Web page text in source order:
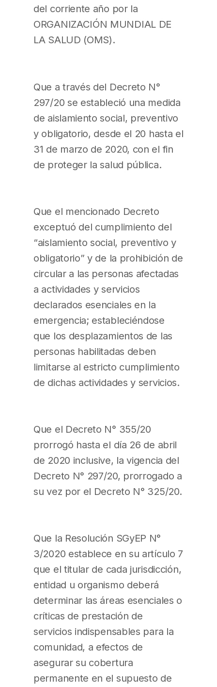
del corriente año por la
ORGANIZACIÓN MUNDIAL DE
LA SALUD (OMS).
Que a través del Decreto N°
297/20 se estableció una medida
de aislamiento social, preventivo
y obligatorio, desde el 20 hasta el
31 de marzo de 2020, con el fin
de proteger la salud pública.
Que el mencionado Decreto
exceptuó del cumplimiento del
“aislamiento social, preventivo y
obligatorio” y de la prohibición de
circular a las personas afectadas
a actividades y servicios
declarados esenciales en la
emergencia; estableciéndose
que los desplazamientos de las
personas habilitadas deben
limitarse al estricto cumplimiento
de dichas actividades y servicios.
Que el Decreto N° 355/20
prorrogó hasta el día 26 de abril
de 2020 inclusive, la vigencia del
Decreto N° 297/20, prorrogado a
su vez por el Decreto N° 325/20.
Que la Resolución SGyEP N°
3/2020 establece en su artículo 7
que el titular de cada jurisdicción,
entidad u organismo deberá
determinar las áreas esenciales o
críticas de prestación de
servicios indispensables para la
comunidad, a efectos de
asegurar su cobertura
permanente en el supuesto de